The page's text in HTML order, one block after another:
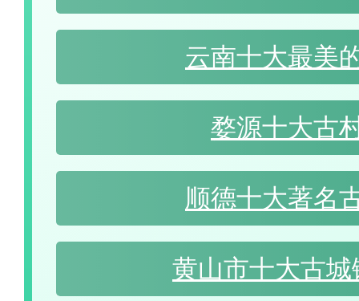
云南十大最美
婺源十大古
顺德十大著名
黄山市十大古城